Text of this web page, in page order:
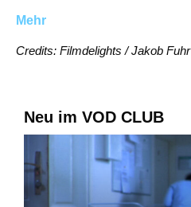
Mehr
Credits: Filmdelights / Jakob Fuhr
Neu im VOD CLUB